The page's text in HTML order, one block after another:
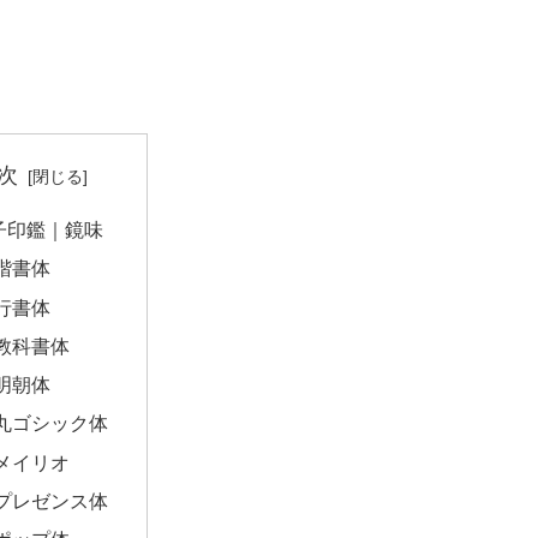
印鑑｜鏡味
書体
書体
科書体
朝体
ゴシック体
イリオ
レゼンス体